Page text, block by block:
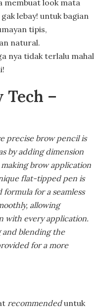
membuat look mata
lebay! untuk bagian
tipis,
natural.
nya tidak terlalu mahal
Tech –
precise brow pencil is
by adding dimension
brow application
flat-tipped pen is
for a seamless
allowing
with every application.
and blending the
for a more
recommendeduntuk